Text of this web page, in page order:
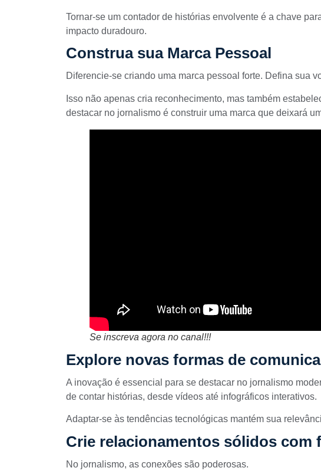
Tornar-se um contador de histórias envolvente é a chave
impacto duradouro.
Construa sua Marca Pessoal
Diferencie-se criando uma marca pessoal forte. Defina sua
Isso não apenas cria reconhecimento, mas também
destacar no jornalismo é construir uma marca que deixará
Se inscreva agora no canal!!!
Explore novas formas de
A inovação é essencial para se destacar no jornalismo
de contar histórias, desde vídeos até infográficos interativos.
Adaptar-se às tendências tecnológicas mantém sua
Crie relacionamentos sólidos com
No jornalismo, as conexões são poderosas.